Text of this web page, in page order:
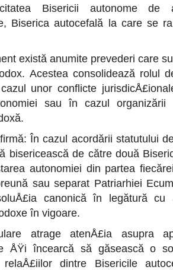
Bisericii autonome de
Biserica autocefa­lă la care se
există anumite pre­vederi care
Acestea consolidează ro­lul
unor conflicte
sau în cazul organizării
În cazul acordării statutului
bisericească de către două
au­tonomiei din partea
sau separat Patriarhiei
canonică în legătură cu
în vigoare.
atrage atenÅ£ia asupra
ÅŸi în­cearcă să găsească o
relaÅ£iilor dintre Bisericile